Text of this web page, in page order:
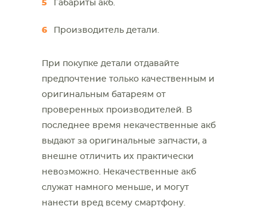
Габариты акб.
Производитель детали.
При покупке детали отдавайте
предпочтение только качественным и
оригинальным батареям от
проверенных производителей. В
последнее время некачественные акб
выдают за оригинальные запчасти, а
внешне отличить их практически
невозможно. Некачественные акб
служат намного меньше, и могут
нанести вред всему смартфону.